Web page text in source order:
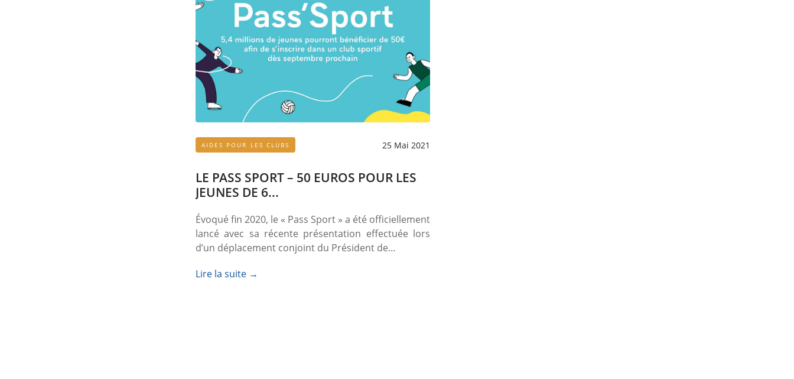
AIDES POUR LES CLUBS 25 Mai 2021
LE PASS SPORT – 50 EUROS POUR LES
JEUNES DE 6...
Évoqué fin 2020, le « Pass Sport » a été officiellement
lancé avec sa récente présentation effectuée lors
d’un déplacement conjoint du Président de…
Lire la suite →